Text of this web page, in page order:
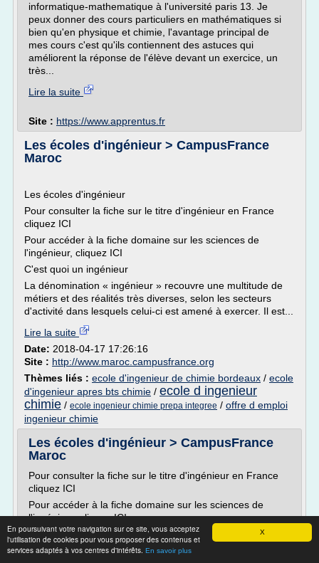
X
En poursuivant votre navigation sur ce site, vous acceptez
l'utilisation de cookies pour vous proposer des contenus et
services adaptés à vos centres d'intérêts. En savoir plus
informatique-mathematique à l'université paris 13. Je
peux donner des cours particuliers en mathématiques si
bien qu'en physique et chimie, l'avantage principal de
mes cours c'est qu'ils contiennent des astuces qui
améliorent la réponse de l'élève devant un exercice, un
très...
Lire la suite
Site : https://www.apprentus.fr
Les écoles d'ingénieur > CampusFrance
Maroc
Les écoles d'ingénieur
Pour consulter la fiche sur le titre d'ingénieur en France
cliquez ICI
Pour accéder à la fiche domaine sur les sciences de
l'ingénieur, cliquez ICI
C'est quoi un ingénieur
La dénomination « ingénieur » recouvre une multitude de
métiers et des réalités très diverses, selon les secteurs
d'activité dans lesquels celui-ci est amené à exercer. Il est...
Lire la suite
Date: 2018-04-17 17:26:16
Site : http://www.maroc.campusfrance.org
Thèmes liés : ecole d'ingenieur de chimie bordeaux / ecole
d'ingenieur apres bts chimie / ecole d ingenieur
chimie / ecole ingenieur chimie prepa integree / offre d emploi
ingenieur chimie
Les écoles d'ingénieur > CampusFrance
Maroc
Pour consulter la fiche sur le titre d'ingénieur en France
cliquez ICI
Pour accéder à la fiche domaine sur les sciences de
l'ingénieur, cliquez ICI
C'est quoi un ingénieur
La dénomination « ingénieur » recouvre une multitude de